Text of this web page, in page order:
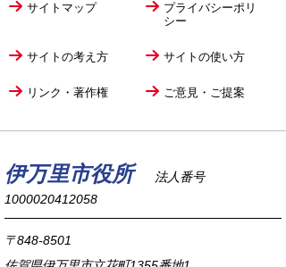
サイトマップ
プライバシーポリ
シー
サイトの考え方 サイトの使い方
リンク・著作権 ご意見・ご提案
伊万里市役所
法人番号
1000020412058
〒848-8501